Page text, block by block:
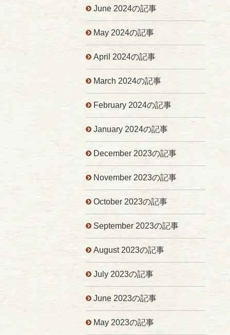
June 2024の記事
May 2024の記事
April 2024の記事
March 2024の記事
February 2024の記事
January 2024の記事
December 2023の記事
November 2023の記事
October 2023の記事
September 2023の記事
August 2023の記事
July 2023の記事
June 2023の記事
May 2023の記事